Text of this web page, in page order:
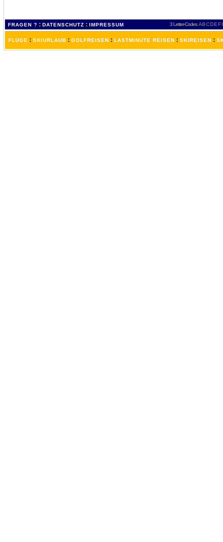
FRAGEN ? : DATENSCHUTZ : IMPRESSUM 3 Letter-Codes ABCDEF
FLÜGE : SKIURLAUB : GOLFREISEN : LASTMINUTE REISEN : SKIREISEN :